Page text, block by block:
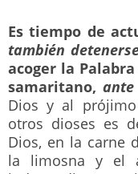
Es tiempo de
también
acoger la
samaritano,
Dios y al
otros dioses es
Dios, en la carne
la limosna y el